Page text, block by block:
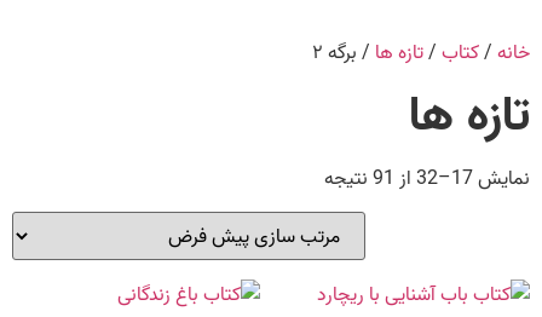
خانه / کتاب / تازه ها / برگه ۲
تازه ها
نمایش 17–32 از 91 نتیجه